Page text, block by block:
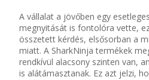
A vállalat a jövőben egy esetleges
megnyitását is fontolóra vette, e
összetett kérdés, elsősorban a
miatt. A SharkNinja termékek
rendkívül alacsony szinten van,
is alátámasztanak. Ez azt jelzi,